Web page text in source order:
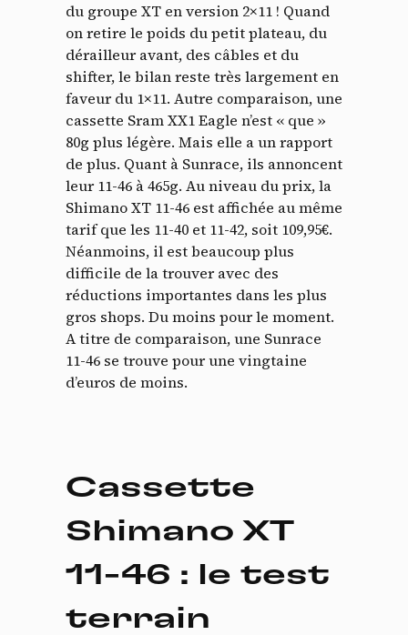
du groupe XT en version 2×11 ! Quand
on retire le poids du petit plateau, du
dérailleur avant, des câbles et du
shifter, le bilan reste très largement en
faveur du 1×11. Autre comparaison, une
cassette Sram XX1 Eagle n’est « que »
80g plus légère. Mais elle a un rapport
de plus. Quant à Sunrace, ils annoncent
leur 11-46 à 465g. Au niveau du prix, la
Shimano XT 11-46 est affichée au même
tarif que les 11-40 et 11-42, soit 109,95€.
Néanmoins, il est beaucoup plus
difficile de la trouver avec des
réductions importantes dans les plus
gros shops. Du moins pour le moment.
A titre de comparaison, une Sunrace
11-46 se trouve pour une vingtaine
d’euros de moins.
Cassette
Shimano XT
11-46 : le test
terrain